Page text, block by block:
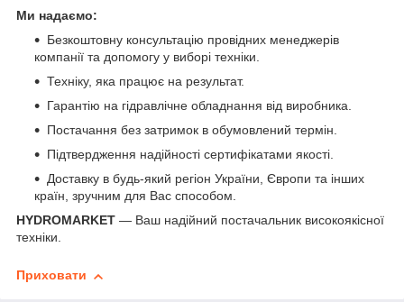
Ми надаємо:
Безкоштовну консультацію провідних менеджерів
компанії та допомогу у виборі техніки.
Техніку, яка працює на результат.
Гарантію на гідравлічне обладнання від виробника.
Постачання без затримок в обумовлений термін.
Підтвердження надійності сертифікатами якості.
Доставку в будь-який регіон України, Європи та інших
країн, зручним для Вас способом.
HYDROMARKET — Ваш надійний постачальник високоякісної
техніки.
Приховати